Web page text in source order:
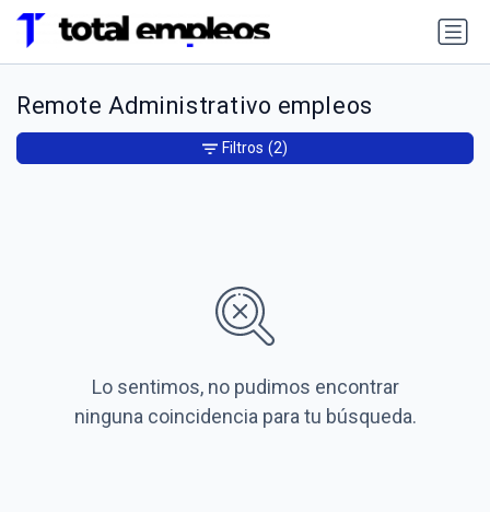
Remote Administrativo empleos
Lo sentimos, no pudimos encontrar
ninguna coincidencia para tu búsqueda.
Filtros (2)